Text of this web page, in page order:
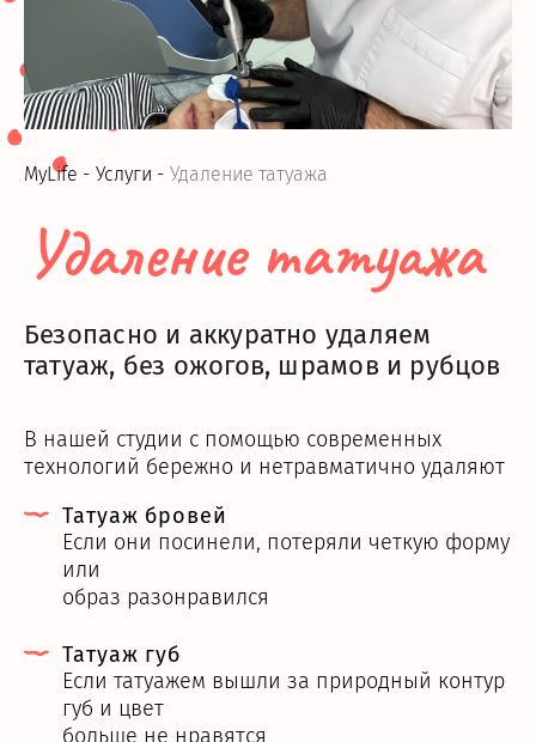
MyLife Услуги Удаление татуажа
Удаление татуажа
Безопасно и аккуратно удаляем
татуаж, без ожогов, шрамов и рубцов
В нашей студии с помощью современных
технологий бережно и нетравматично удаляют
Татуаж бровей
Если они посинели, потеряли четкую форму
или
образ разонравился
Татуаж губ
Если татуажем вышли за природный контур
губ и цвет
больше не нравятся